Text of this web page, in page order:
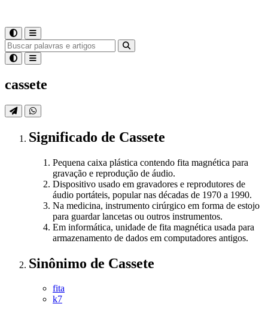
cassete
Significado de Cassete
Pequena caixa plástica contendo fita magnética para
gravação e reprodução de áudio.
Dispositivo usado em gravadores e reprodutores de
áudio portáteis, popular nas décadas de 1970 a 1990.
Na medicina, instrumento cirúrgico em forma de estojo
para guardar lancetas ou outros instrumentos.
Em informática, unidade de fita magnética usada para
armazenamento de dados em computadores antigos.
Sinônimo de Cassete
fita
k7